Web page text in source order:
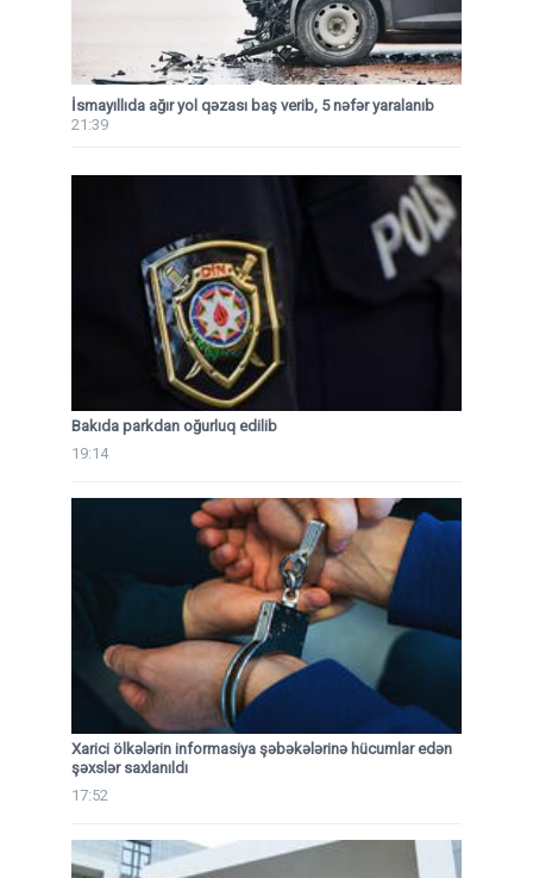
İsmayıllıda ağır yol qəzası baş verib, 5 nəfər yaralanıb
21:39
Bakıda parkdan oğurluq edilib
19:14
Xarici ölkələrin informasiya şəbəkələrinə hücumlar edən
şəxslər saxlanıldı
17:52